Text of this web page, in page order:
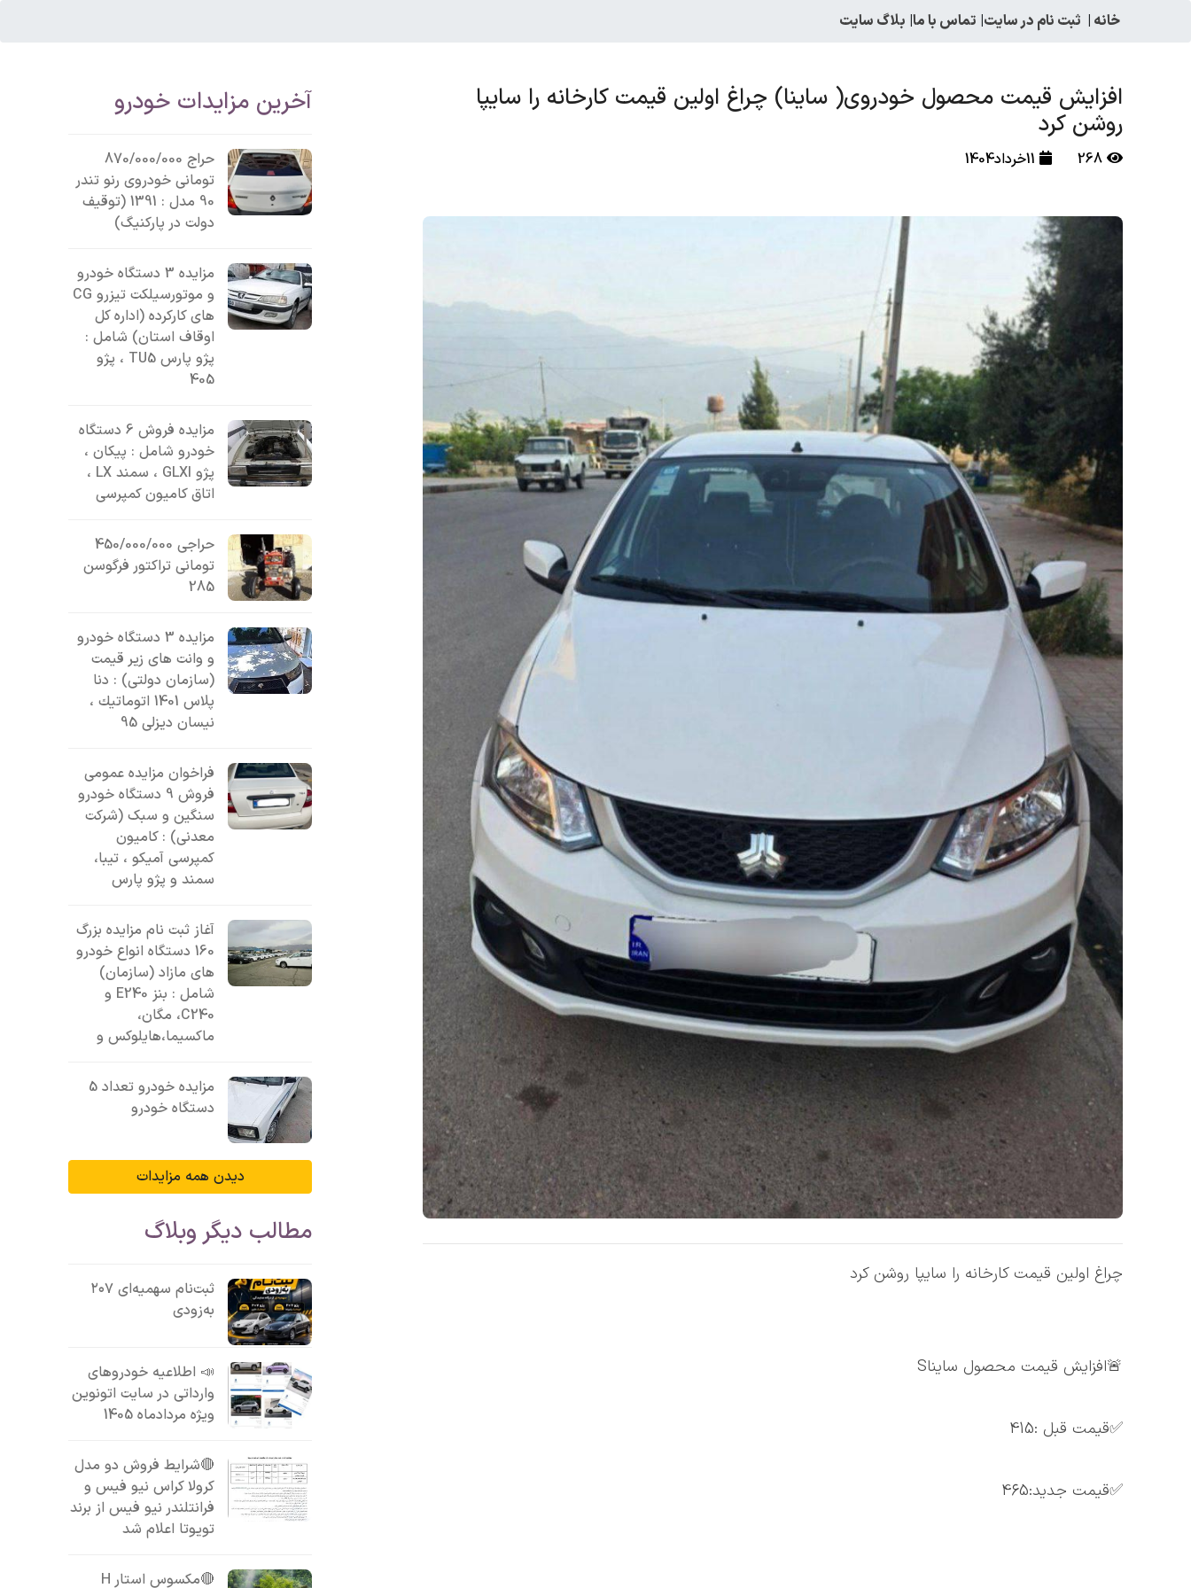
خانه | ثبت نام در سایت| تماس با ما| بلاگ سایت
افزایش قیمت محصول خودروی( ساینا) چراغ اولین قیمت کارخانه را سایپا
روشن کرد
268 11خرداد1404
چراغ اولین قیمت کارخانه را سایپا روشن کرد
🚨افزایش قیمت محصول سایناS
✅قیمت قبل :415
✅قیمت جدید:465
آخرین مزایدات خودرو
حراج 870/000/000
تومانی خودروی رنو تندر
90 مدل : 1391 (توقیف
دولت در پارکنیگ)
مزایده 3 دستگاه خودرو
و موتورسیلکت تیزرو CG
های کارکرده (اداره کل
اوقاف استان) شامل :
پژو پارس TU5 ، پژو
405
مزایده فروش 6 دستگاه
خودرو شامل : پیکان ،
پژو GLXI ، سمند LX ،
اتاق کامیون کمپرسی
حراجی 450/000/000
تومانی تراکتور فرگوسن
285
مزایده 3 دستگاه خودرو
و وانت های زیر قیمت
(سازمان دولتی) : دنا
پلاس 1401 اتوماتيك ،
نیسان دیزلی 95
فراخوان مزایده عمومی
فروش 9 دستگاه خودرو
سنگین و سبک (شرکت
معدنی) : کامیون
کمپرسی آمیکو ، تیبا،
سمند و پژو پارس
آغاز ثبت نام مزایده بزرگ
160 دستگاه انواع خودرو
های مازاد (سازمان)
شامل : بنز E240 و
C240، مگان،
ماکسیما،هایلوکس و
مزایده خودرو تعداد 5
دستگاه خودرو
دیدن همه مزایدات
مطالب دیگر وبلاگ
ثبت‌نام سهمیه‌ای ۲۰۷
به‌زودی
📣 اطلاعیه خودروهای
وارداتی در سایت اتونوین
ویژه مردادماه 1405
🔴شرایط فروش دو مدل
کرولا کراس نیو فیس و
فرانتلندر نیو فیس از برند
تویوتا اعلام شد
🔴مکسوس استار H